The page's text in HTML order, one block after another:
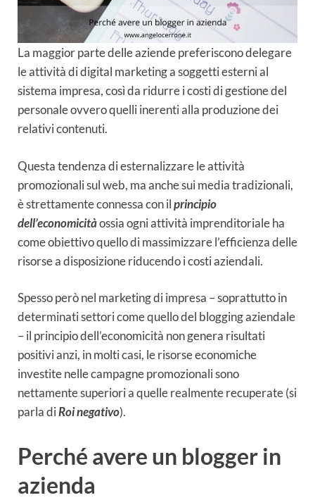
La maggior parte delle aziende preferiscono delegare
le attività di digital marketing a soggetti esterni al
sistema impresa, così da ridurre i costi di gestione del
personale ovvero quelli inerenti alla produzione dei
relativi contenuti.
Questa tendenza di esternalizzare le attività
promozionali sul web, ma anche sui media tradizionali,
è strettamente connessa con ilprincipio
dell’economicitàossia ogni attività imprenditoriale ha
come obiettivo quello di massimizzare l’efficienza delle
risorse a disposizione riducendo i costi aziendali.
Spesso però nel marketing di impresa – soprattutto in
determinati settori come quello del blogging aziendale
– il principio dell’economicità non genera risultati
positivi anzi, in molti casi, le risorse economiche
investite nelle campagne promozionali sono
nettamente superiori a quelle realmente recuperate (si
parla diRoi negativo).
Perché avere un blogger in
azienda